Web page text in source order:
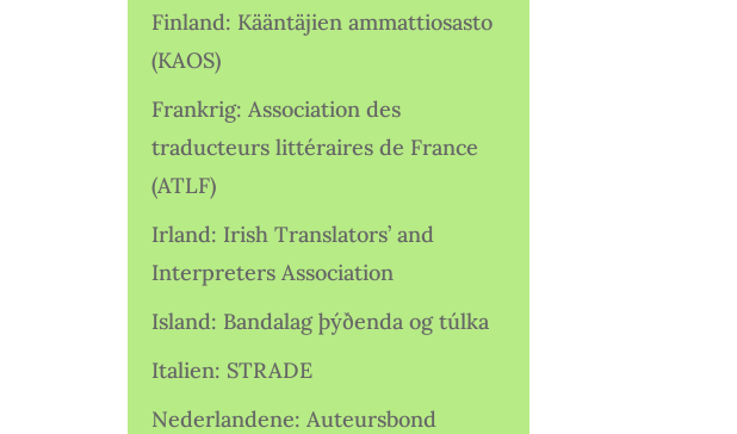
Finland: Kääntäjien ammattiosasto
(KAOS)
Frankrig: Association des
traducteurs littéraires de France
(ATLF)
Irland: Irish Translators’ and
Interpreters Association
Island: Bandalag þýðenda og túlka
Italien: STRADE
Nederlandene: Auteursbond